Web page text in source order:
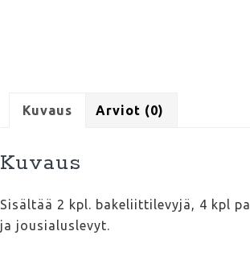
Kuvaus Arviot (0)
Kuvaus
Sisältää 2 kpl. bakeliittilevyjä, 4 kpl
ja jousialuslevyt.